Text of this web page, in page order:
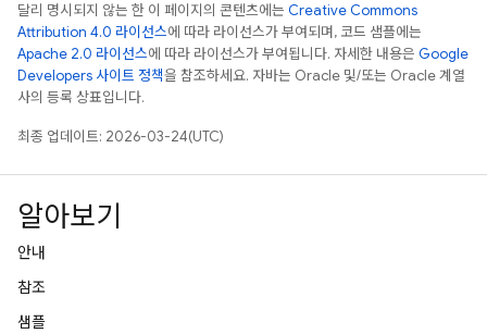
달리 명시되지 않는 한 이 페이지의 콘텐츠에는 Creative Commons
Attribution 4.0 라이선스에 따라 라이선스가 부여되며, 코드 샘플에는
Apache 2.0 라이선스에 따라 라이선스가 부여됩니다. 자세한 내용은 Google
Developers 사이트 정책을 참조하세요. 자바는 Oracle 및/또는 Oracle 계열
사의 등록 상표입니다.
최종 업데이트: 2026-03-24(UTC)
알아보기
안내
참조
샘플